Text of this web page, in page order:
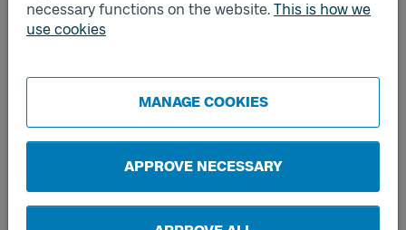
necessary functions on the website. This is how we
use cookies
MANAGE COOKIES
APPROVE NECESSARY
Prästgatan B
Rydal B